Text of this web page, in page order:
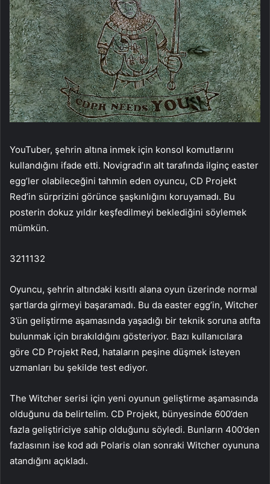
YouTuber, şehrin altına inmek için konsol komutlarını
kullandığını ifade etti. Novigrad’ın alt tarafında ilginç easter
egg’ler olabileceğini tahmin eden oyuncu, CD Projekt
Red’in sürprizini görünce şaşkınlığını koruyamadı. Bu
posterin dokuz yıldır keşfedilmeyi beklediğini söylemek
mümkün.
3211132
Oyuncu, şehrin altındaki kısıtlı alana oyun üzerinde normal
şartlarda girmeyi başaramadı. Bu da easter egg’in, Witcher
3’ün geliştirme aşamasında yaşadığı bir teknik soruna atıfta
bulunmak için bırakıldığını gösteriyor. Bazı kullanıcılara
göre CD Projekt Red, hataların peşine düşmek isteyen
uzmanları bu şekilde test ediyor.
The Witcher serisi için yeni oyunun geliştirme aşamasında
olduğunu da belirtelim. CD Projekt, bünyesinde 600’den
fazla geliştiriciye sahip olduğunu söyledi. Bunların 400’den
fazlasının ise kod adı Polaris olan sonraki Witcher oyununa
atandığını açıkladı.